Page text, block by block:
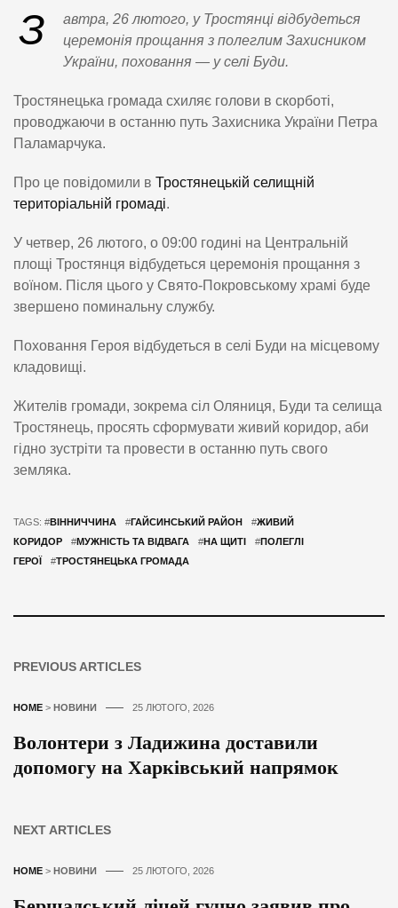
З
автра, 26 лютого, у Тростянці відбудеться
церемонія прощання з полеглим Захисником
України, поховання — у селі Буди.
Тростянецька громада схиляє голови в скорботі,
проводжаючи в останню путь Захисника України Петра
Паламарчука.
Про це повідомили в Тростянецькій селищній
територіальній громаді.
У четвер, 26 лютого, о 09:00 годині на Центральній
площі Тростянця відбудеться церемонія прощання з
воїном. Після цього у Свято-Покровському храмі буде
звершено поминальну службу.
Поховання Героя відбудеться в селі Буди на місцевому
кладовищі.
Жителів громади, зокрема сіл Оляниця, Буди та селища
Тростянець, просять сформувати живий коридор, аби
гідно зустріти та провести в останню путь свого
земляка.
TAGS: #ВІННИЧЧИНА #ГАЙСИНСЬКИЙ РАЙОН #ЖИВИЙ
КОРИДОР
#МУЖНІСТЬ ТА ВІДВАГА #НА ЩИТІ #ПОЛЕГЛІ
ГЕРОЇ
#ТРОСТЯНЕЦЬКА ГРОМАДА
PREVIOUS ARTICLES
HOME > НОВИНИ 25 ЛЮТОГО, 2026
Волонтери з Ладижина доставили
допомогу на Харківський напрямок
NEXT ARTICLES
HOME > НОВИНИ 25 ЛЮТОГО, 2026